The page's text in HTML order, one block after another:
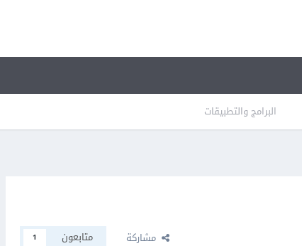
البرامج والتطبيقات
مشاركة متابعون 1